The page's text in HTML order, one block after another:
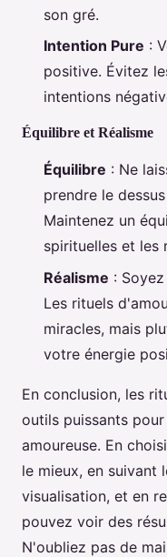
son gré.
Intention Pure :
positive. Évitez
intentions
Équilibre et Réalisme
Équilibre : Ne
prendre le
Maintenez un
spirituelles et les
Réalisme :
Les rituels
miracles, mais
votre énergie
En conclusion, les
outils puissants
amoureuse. En
le mieux, en suivant
visualisation, et en
pouvez voir des
N'oubliez pas de